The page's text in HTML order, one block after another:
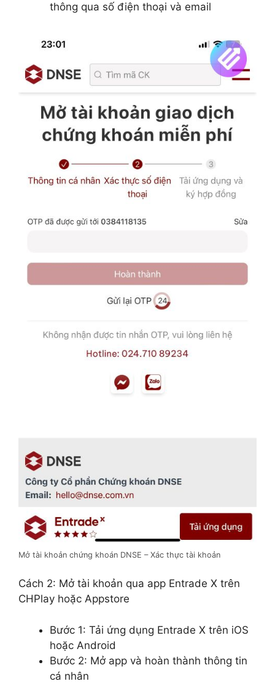
thông qua số điện thoại và email
Mở tài khoản chứng khoán DNSE – Xác thực tài khoản
Cách 2: Mở tài khoản qua app Entrade X trên
CHPlay hoặc Appstore
Bước 1: Tải ứng dụng Entrade X trên iOS
hoặc Android
Bước 2: Mở app và hoàn thành thông tin
cá nhân